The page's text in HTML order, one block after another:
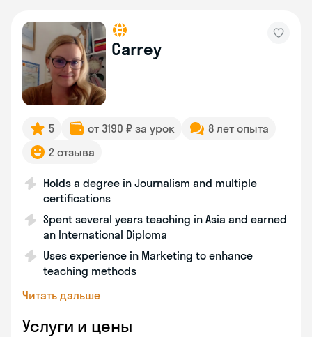
Carrey
5 от 3190 ₽ за урок
8 лет опыта
2 отзыва
Holds a degree in Journalism and multiple
certifications
Spent several years teaching in Asia and earned
an International Diploma
Uses experience in Marketing to enhance
teaching methods
Читать дальше
Услуги и цены